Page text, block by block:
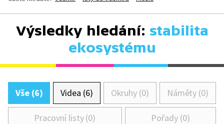
Výsledky hledání: stabilita
ekosystému
Vše (6) Videa (6) Okruhy (0) Náměty (0)
Pracovní listy (0) Pořady (0)